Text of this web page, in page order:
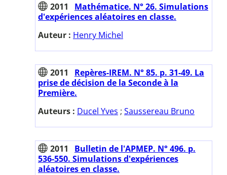
2011
Mathématice. N° 26. Simulations
d'expériences aléatoires en classe.
Auteur : Henry Michel
2011
Repères-IREM. N° 85. p. 31-49. La
prise de décision de la Seconde à la
Première.
Auteurs : Ducel Yves ; Saussereau Bruno
2011
Bulletin de l'APMEP. N° 496. p.
536-550. Simulations d'expériences
aléatoires en classe.